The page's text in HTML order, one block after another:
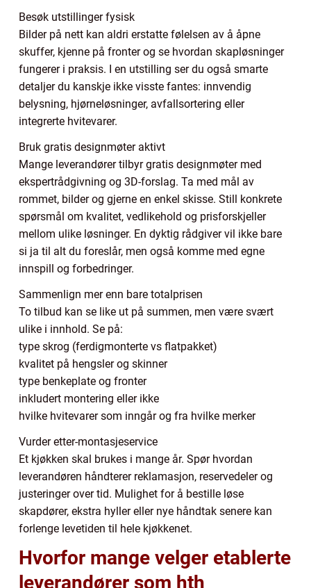
Besøk utstillinger fysisk
Bilder på nett kan aldri erstatte følelsen av å åpne
skuffer, kjenne på fronter og se hvordan skapløsninger
fungerer i praksis. I en utstilling ser du også smarte
detaljer du kanskje ikke visste fantes: innvendig
belysning, hjørneløsninger, avfallsortering eller
integrerte hvitevarer.
Bruk gratis designmøter aktivt
Mange leverandører tilbyr gratis designmøter med
ekspertrådgivning og 3D-forslag. Ta med mål av
rommet, bilder og gjerne en enkel skisse. Still konkrete
spørsmål om kvalitet, vedlikehold og prisforskjeller
mellom ulike løsninger. En dyktig rådgiver vil ikke bare
si ja til alt du foreslår, men også komme med egne
innspill og forbedringer.
Sammenlign mer enn bare totalprisen
To tilbud kan se like ut på summen, men være svært
ulike i innhold. Se på:
type skrog (ferdigmonterte vs flatpakket)
kvalitet på hengsler og skinner
type benkeplate og fronter
inkludert montering eller ikke
hvilke hvitevarer som inngår og fra hvilke merker
Vurder etter-montasjeservice
Et kjøkken skal brukes i mange år. Spør hvordan
leverandøren håndterer reklamasjon, reservedeler og
justeringer over tid. Mulighet for å bestille løse
skapdører, ekstra hyller eller nye håndtak senere kan
forlenge levetiden til hele kjøkkenet.
Hvorfor mange velger etablerte
leverandører som hth